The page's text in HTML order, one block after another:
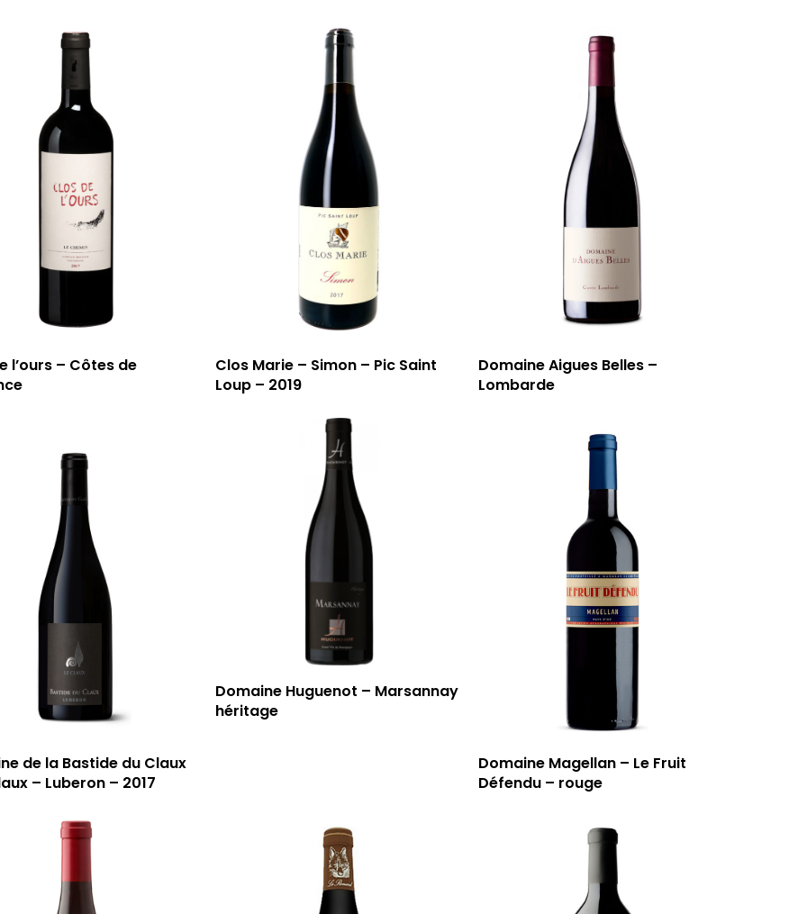
l’ours – Côtes de
Clos Marie – Simon – Pic Saint
Loup – 2019
Domaine Aigues Belles –
Lombarde
de la Bastide du Claux
– Luberon – 2017
Domaine Huguenot – Marsannay
héritage
Domaine Magellan – Le Fruit
Défendu – rouge
59 rue Grignan
T: 04 91 33 46 59